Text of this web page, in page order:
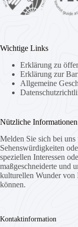
Wichtige Links
Erklärung zu
Erklärung zur
Allgemeine
Nützliche Informationen
Melden Sie sich bei
Sehenswürdigkeiten
speziellen Interessen
maßgeschneiderte und
kulturellen Wunder von
können.
Kontaktinformation